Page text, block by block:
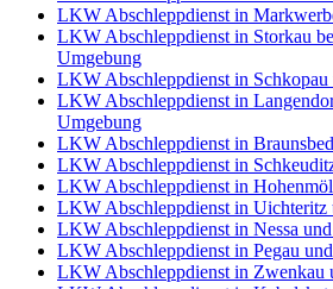
LKW Abschleppdienst in
LKW Abschleppdienst in Storkau
Umgebung
LKW Abschleppdienst in
LKW Abschleppdienst in
Umgebung
LKW Abschleppdienst in
LKW Abschleppdienst in
LKW Abschleppdienst in
LKW Abschleppdienst in Uichteritz
LKW Abschleppdienst in Nessa
LKW Abschleppdienst in Pegau
LKW Abschleppdienst in Zwenkau